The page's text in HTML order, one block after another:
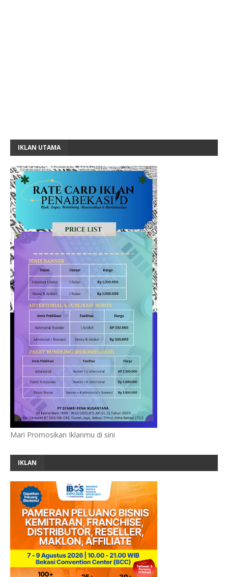
IKLAN UTAMA
Mari Promosikan Iklanmu di sini
IKLAN